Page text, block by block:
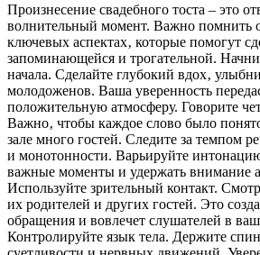
Произнесение свадебного тоста – это
волнительный момент. Важно помнить
ключевых аспектах‚ которые помогут
запоминающейся и трогательной.
начала. Сделайте глубокий вдох‚
молодоженов. Ваша уверенность
положительную атмосферу. Говорите
Важно‚ чтобы каждое слово было
зале много гостей. Следите за темпом
и монотонности. Варьируйте
важные моменты и удержать внимание
Используйте зрительный контакт.
их родителей и других гостей. Это
обращения и вовлечет слушателей в
Контролируйте язык тела. Держите